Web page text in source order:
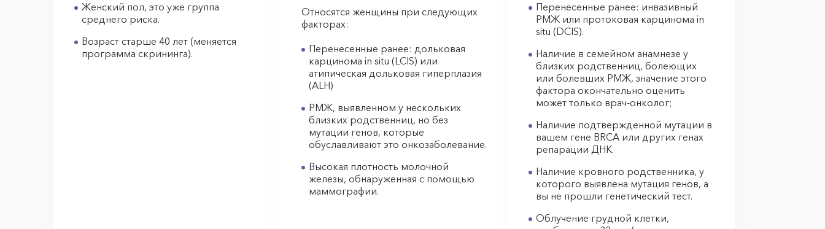
Женский пол, это уже группа
среднего риска.
Возраст старше 40 лет (меняется
программа скрининга).
Относятся женщины при следующих
факторах:
Перенесенные ранее: дольковая
карцинома in situ (LCIS) или
атипическая дольковая гиперплазия
(ALH)
РМЖ, выявленном у нескольких
близких родственниц, но без
мутации генов, которые
обуславливают это онкозаболевание.
Высокая плотность молочной
железы, обнаруженная с помощью
маммографии.
Перенесенные ранее: инвазивный
РМЖ или протоковая карцинома in
situ (DCIS).
Наличие в семейном анамнезе у
близких родственниц, болеющих
или болевших РМЖ, значение этого
фактора окончательно оценить
может только врач-онколог;
Наличие подтвержденной мутации в
вашем гене BRCA или других генах
репарации ДНК.
Наличие кровного родственника, у
которого выявлена мутация генов, а
вы не прошли генетический тест.
Облучение грудной клетки,